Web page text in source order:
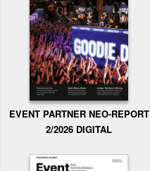
EVENT PARTNER NEO-REPORT
2/2026 DIGITAL